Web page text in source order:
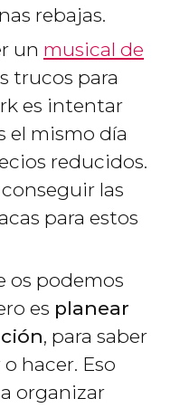
rebajas.
un musical de
trucos para
es intentar
el mismo día
reducidos.
las
para estos
os podemos
es planear
, para saber
hacer. Eso
organizar